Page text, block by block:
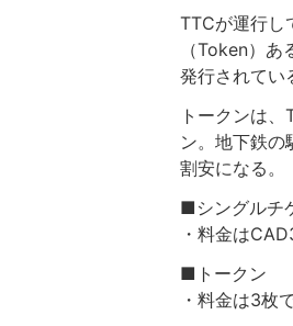
TTCが運行し
（Token）
発行されてい
トークンは
ン。地下鉄の
割安になる。
■シングルチ
・料金は
■トークン
・料金は3枚